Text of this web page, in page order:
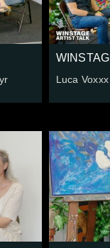
Luca